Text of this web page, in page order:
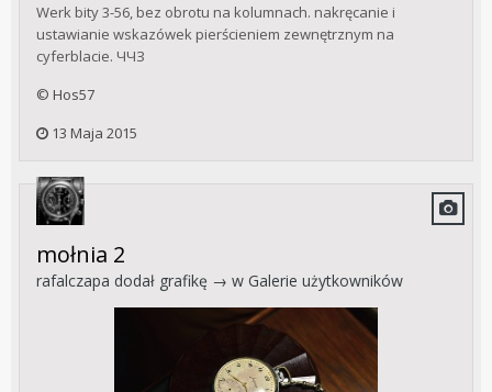
Werk bity 3-56, bez obrotu na kolumnach. nakręcanie i
ustawianie wskazówek pierścieniem zewnętrznym na
cyferblacie. ЧЧЗ
© Hos57
13 Maja 2015
mołnia 2
rafalczapa dodał grafikę → w Galerie użytkowników